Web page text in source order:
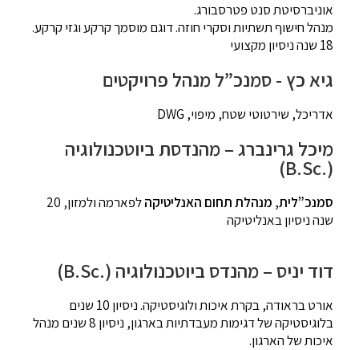
אוניברסיטת סנט פטרסבורג.
מנהל חישוף תשתיות וסקרי חוזה. דוגם מוסמך קרקע וגזי קרקע.
18 שנה ניסיון מקצועי
גיא כץ - סמנכ”ל מנהל פרויקטים
אדריכל, שירטוטי שטח, מיפוי, DWG
מיכל גרינברג – מהנדסת ביוטכנולוגיה
(.B.Sc)
סמנכ”לית, מנהלת תחום האנליטיקה
לפארמה ולמזון, 20
שנה ניסיון באנליטיקה
דוד יניס – מהנדס ביוטכנולוגיה (.B.Sc)
אורט בראודה, בקרת איכות ולוגיסטיקה. ניסיון 10 שנים
בלוגיסטיקה של דגימות מעבדתיות בארגון, ניסיון 8 שנים מנהל
איכות של הארגון.